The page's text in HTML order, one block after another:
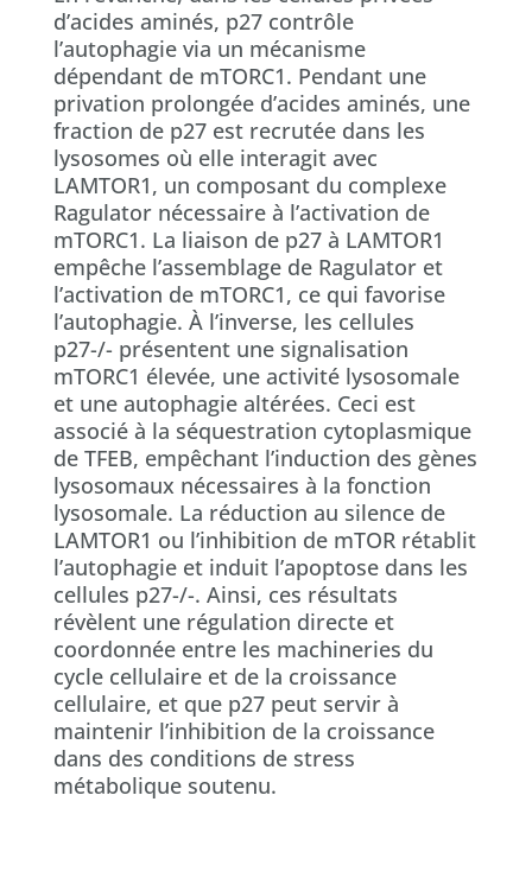
d’acides aminés, p27 contrôle
l’autophagie via un mécanisme
dépendant de mTORC1. Pendant une
privation prolongée d’acides aminés, une
fraction de p27 est recrutée dans les
lysosomes où elle interagit avec
LAMTOR1, un composant du complexe
Ragulator nécessaire à l’activation de
mTORC1. La liaison de p27 à LAMTOR1
empêche l’assemblage de Ragulator et
l’activation de mTORC1, ce qui favorise
l’autophagie. À l’inverse, les cellules
p27-/- présentent une signalisation
mTORC1 élevée, une activité lysosomale
et une autophagie altérées. Ceci est
associé à la séquestration cytoplasmique
de TFEB, empêchant l’induction des gènes
lysosomaux nécessaires à la fonction
lysosomale. La réduction au silence de
LAMTOR1 ou l’inhibition de mTOR rétablit
l’autophagie et induit l’apoptose dans les
cellules p27-/-. Ainsi, ces résultats
révèlent une régulation directe et
coordonnée entre les machineries du
cycle cellulaire et de la croissance
cellulaire, et que p27 peut servir à
maintenir l’inhibition de la croissance
dans des conditions de stress
métabolique soutenu.